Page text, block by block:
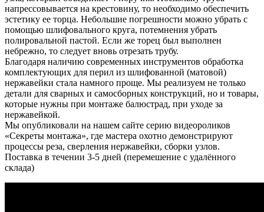
напрессовывается на крестовину, то необходимо обеспечить
эстетику ее торца. Небольшие погрешности можно убрать с
помощью шлифовального круга, потемнения убрать
полировальной пастой. Если же торец был выполнен
небрежно, то следует вновь отрезать трубу.
Благодаря наличию современных инструментов обработка
комплектующих для перил из шлифованной (матовой)
нержавейки стала намного проще. Мы реализуем не только
детали для сварных и самосборных конструкций, но и товары,
которые нужны при монтаже балюстрад, при уходе за
нержавейкой.
Мы опубликовали на нашем сайте серию видеороликов
«Секреты монтажа», где мастера охотно демонстрируют
процессы реза, сверления нержавейки, сборки узлов.
Поставка в течении 3-5 дней (перемешение с удалённого
склада)